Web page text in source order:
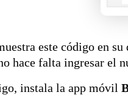
este código en
hace falta ingresar el
instala la app móvil